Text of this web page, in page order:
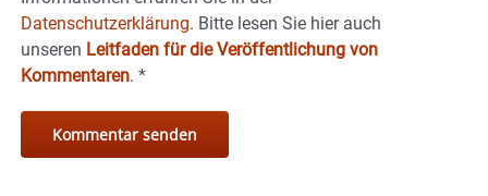
Datenschutzerklärung. Bitte lesen Sie hier auch
unseren Leitfaden für die Veröffentlichung von
Kommentaren. *